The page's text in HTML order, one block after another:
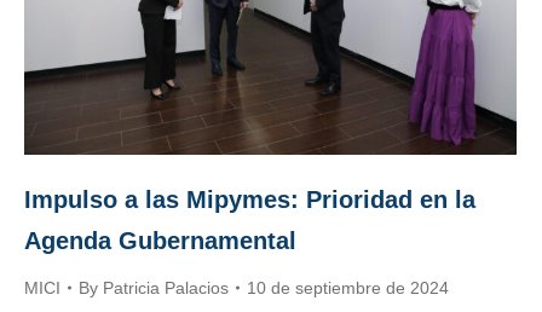
Impulso a las Mipymes: Prioridad en la
Agenda Gubernamental
MICI By Patricia Palacios 10 de septiembre de 2024